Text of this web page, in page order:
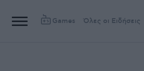
Games Όλες οι Ειδήσεις